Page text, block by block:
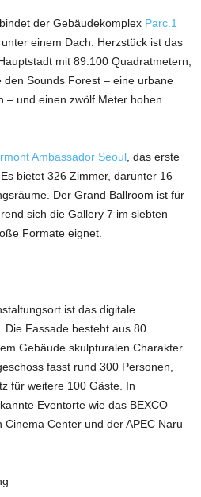
der Gebäudekomplex Parc.1
einem Dach. Herzstück ist das
mit 89.100 Quadratmetern,
Sounds Forest – eine urbane
– und einen zwölf Meter hohen
Ambassador Seoul , das erste
bietet 326 Zimmer, darunter 16
Der Grand Ballroom ist für
sich die Gallery 7 im siebten
Formate eignet.
ist das digitale
Die Fassade besteht aus 80
Gebäude skulpturalen Charakter.
fasst rund 300 Personen,
für weitere 100 Gäste. In
Eventorte wie das BEXCO
Center und der APEC Naru